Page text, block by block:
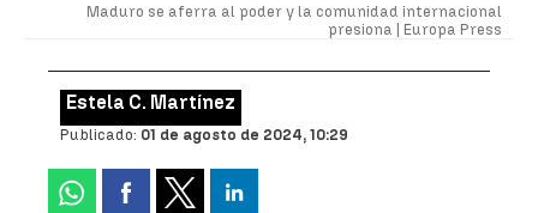
Maduro se aferra al poder y la comunidad internacional
presiona | Europa Press
Estela C. Martínez
Publicado: 01 de agosto de 2024, 10:29